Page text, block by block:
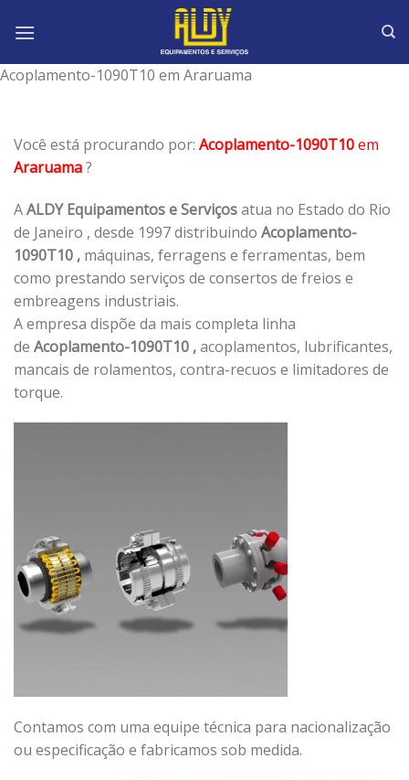
Acoplamento-1090T10 em Araruama
Você está procurando por: Acoplamento-1090T10em
Araruama?
AALDY Equipamentos e Serviçosatua no Estado do Rio
de Janeiro , desde 1997 distribuindo Acoplamento-
1090T10 , máquinas, ferragens e ferramentas, bem
como prestando serviços de consertos de freios e
embreagens industriais.
A empresa dispõe da mais completa linha
de Acoplamento-1090T10 ,acoplamentos, lubrificantes,
mancais de rolamentos, contra-recuos e limitadores de
torque.
Contamos com uma equipe técnica para nacionalização
ou especificação e fabricamos sob medida.